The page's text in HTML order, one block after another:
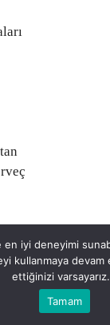
en iyi deneyimi
kullanmaya
ettiğinizi varsayarız.
Tamam